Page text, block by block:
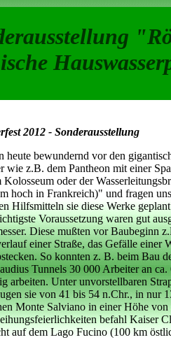
2012 - Sonderausstellung
heute bewundernd vor den
wie z.B. dem Pantheon mit einer
Kolosseum oder der
hoch in Frankreich)" und fragen
Hilfsmitteln sie diese Werke
Voraussetzung waren gut
Diese mußten vor Baubeginn
einer Straße, das Gefälle einer
So konnten z. B. beim Bau
Tunnels 30 000 Arbeiter an ca.
arbeiten. Unter unvorstellbaren
sie von 41 bis 54 n.Chr., in nur
Monte Salviano in einer Höhe
befahl Kaiser
auf dem Lago Fucino (100 km